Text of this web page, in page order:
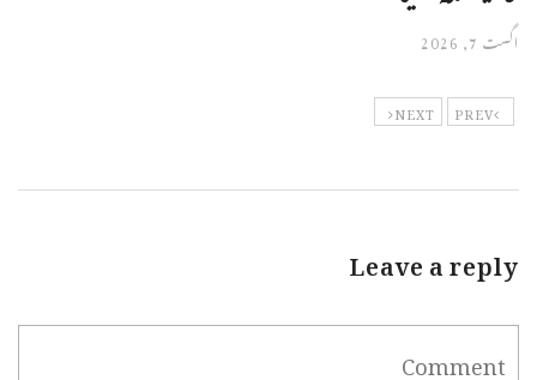
اگست 7, 2026
PREV
NEXT
Leave a reply